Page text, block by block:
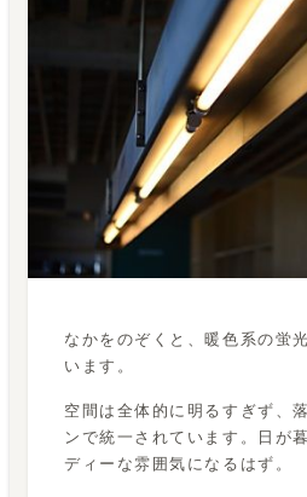
なかをのぞくと、暖色系の蛍
います。
空間は全体的に明るすぎず、
ンで統一されています。日が
ディーな雰囲気になるはず。